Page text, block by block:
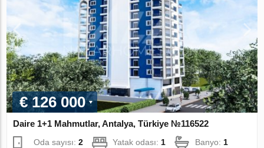
€ 126 000
Daire 1+1 Mahmutlar, Antalya, Türkiye №116522
Oda sayısı:2 Yatak odası: 1 Banyo: 1